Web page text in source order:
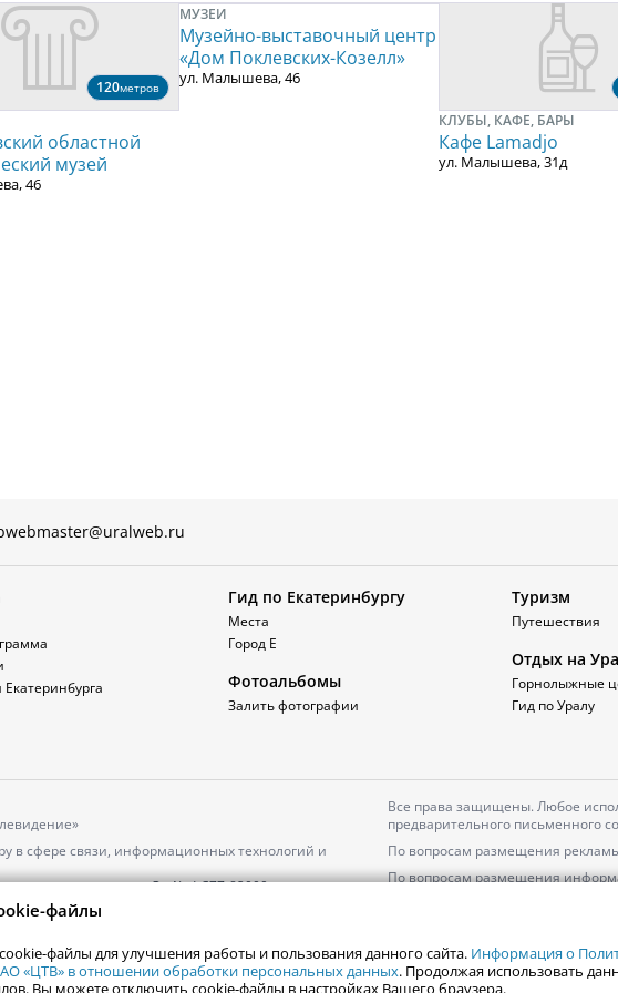
120метров
областной
музей
46
МУЗЕИ
Музейно-выставочный центр
«Дом Поклевских-Козелл»
ул. Малышева, 46
КЛУБЫ, КАФЕ, БАРЫ
Кафе Lamadjo
ул. Малышева, 31д
webmaster@uralweb.ru
Гид по Екатеринбургу
Места
Город Е
Фотоальбомы
Залить фотографии
Туризм
Путешествия
Отдых на
Горнолыжные
Гид по Уралу
в сфере связи, информационных технологий и
регистрации: серияЭл № ФС77-82000
Все права защищены. Любое
предварительного письменного
По вопросам размещения
По вопросам размещения
файлы
файлы для улучшения работы и пользования данного сайта. Информация о
«ЦТВ» в отношении обработки персональных данных. Продолжая использовать
Вы можете отключить cookie-файлы в настройках Вашего браузера.